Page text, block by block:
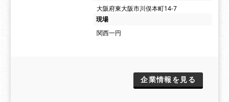
大阪府東大阪市川俣本町14-7
現場
関西一円
企業情報を見る